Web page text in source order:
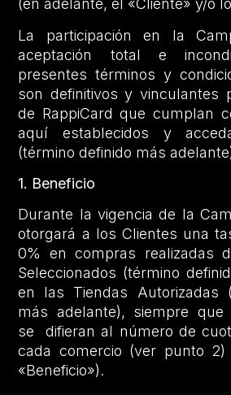
(en adelante, el «Cliente» y/o
La participación en la
aceptación total e
presentes términos y
son definitivos y vinculantes
de RappiCard que cumplan
aquí establecidos y
(término definido más
1. Beneficio
Durante la vigencia de la
otorgará a los Clientes una
0% en compras realizadas
Seleccionados (término
en las Tiendas Autorizadas
más adelante), siempre que
se difieran al número de
cada comercio (ver punto
«Beneficio»).